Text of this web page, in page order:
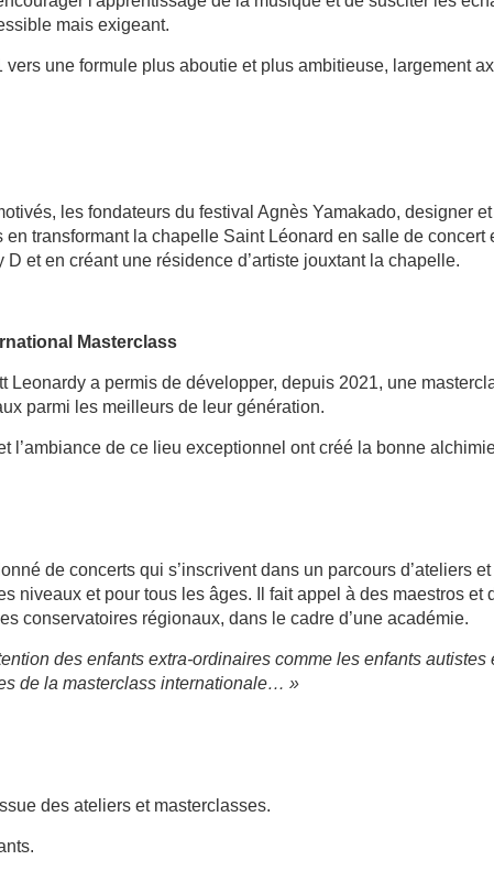
mais exigeant.
une formule plus aboutie et plus ambitieuse, largement
les fondateurs du festival Agnès Yamakado, designer
transformant la chapelle Saint Léonard en salle de concert
et en créant une résidence d’artiste jouxtant la chapelle.
Masterclass
Leonardy a permis de développer, depuis 2021, une
parmi les meilleurs de leur génération.
l’ambiance de ce lieu exceptionnel ont créé la bonne
de concerts qui s’inscrivent dans un parcours d’ateliers
niveaux et pour tous les âges. Il fait appel à des maestros et
conservatoires régionaux, dans le cadre d’une académie.
des enfants extra‐ordinaires comme les enfants
de la masterclass internationale… »
des ateliers et masterclasses.